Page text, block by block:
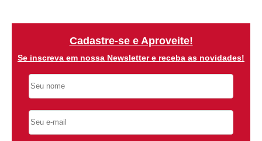
Cadastre-se e Aproveite!
Se inscreva em nossa Newsletter e receba as novidades!